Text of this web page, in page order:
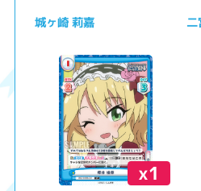
城ヶ崎 莉嘉
x1